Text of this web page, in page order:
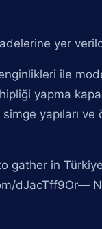
yer
ile
yapma
yapıları ve
gather in
dJacTff9Or—